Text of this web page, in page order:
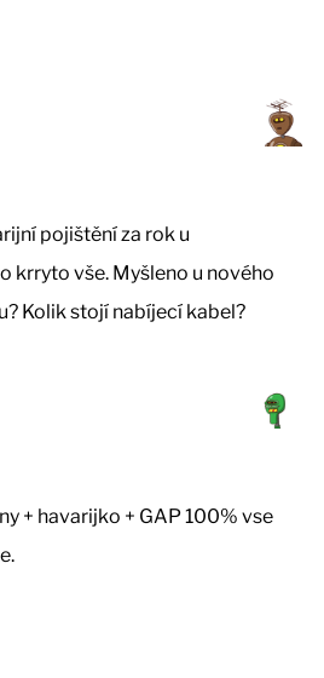
pojištění za rok u
krryto vše. Myšleno u nového
Kolik stojí nabíjecí kabel?
+ havarijko + GAP 100% vse